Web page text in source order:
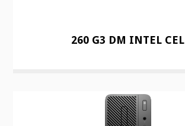
260 G3 DM INTEL CEL